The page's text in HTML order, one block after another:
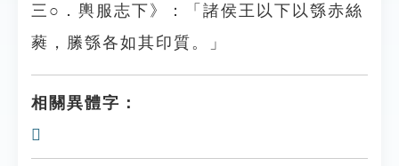
三○．輿服志下》：「諸侯王以下以綔赤絲
蕤，縢綔各如其印質。」
相關異體字：
𦁝